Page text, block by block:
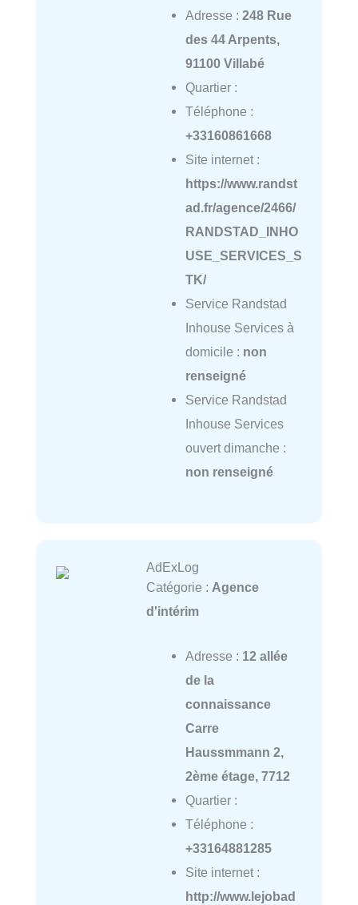
Adresse : 248 Rue
des 44 Arpents,
91100 Villabé
Quartier :
Téléphone :
+33160861668
Site internet :
https://www.randst
ad.fr/agence/2466/
RANDSTAD_INHO
USE_SERVICES_S
TK/
Service Randstad
Inhouse Services à
domicile : non
renseigné
Service Randstad
Inhouse Services
ouvert dimanche :
non renseigné
AdExLog
Catégorie : Agence
d'intérim
Adresse : 12 allée
de la
connaissance
Carre
Haussmmann 2,
2ème étage, 7712
Quartier :
Téléphone :
+33164881285
Site internet :
http://www.lejobad